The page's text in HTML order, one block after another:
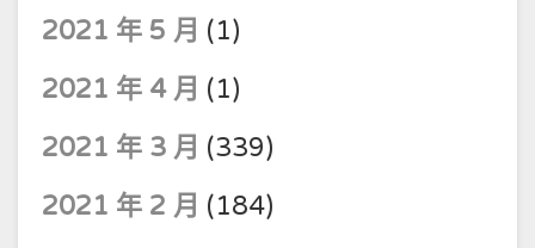
2021 年 5 月 (1)
2021 年 4 月 (1)
2021 年 3 月 (339)
2021 年 2 月 (184)